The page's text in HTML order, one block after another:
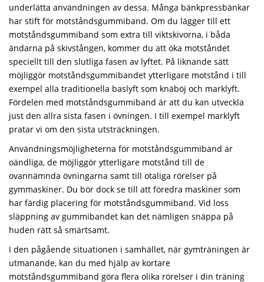
underlätta användningen av dessa. Många bänkpressbänkar
har stift för motståndsgummiband. Om du lägger till ett
motståndsgummiband som extra till viktskivorna, i båda
ändarna på skivstången, kommer du att öka motståndet
speciellt till den slutliga fasen av lyftet. På liknande sätt
möjliggör motståndsgummibandet ytterligare motstånd i till
exempel alla traditionella baslyft som knäböj och marklyft.
Fördelen med motståndsgummiband är att du kan utveckla
just den allra sista fasen i övningen. I till exempel marklyft
pratar vi om den sista utsträckningen.
Användningsmöjligheterna för motståndsgummiband är
oändliga, de möjliggör ytterligare motstånd till de
ovannämnda övningarna samt till otaliga rörelser på
gymmaskiner. Du bör dock se till att föredra maskiner som
har färdig placering för motståndsgummiband. Vid loss
släppning av gummibandet kan det nämligen snäppa på
huden rätt så smärtsamt.
I den pågående situationen i samhället, när gymträningen är
utmanande, kan du med hjälp av kortare
motståndsgummiband göra flera olika rörelser i din träning